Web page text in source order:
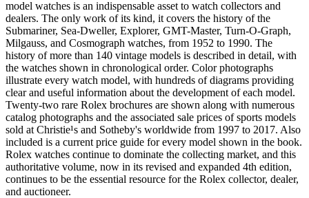
model watches is an indispensable asset to watch collectors and
dealers. The only work of its kind, it covers the history of the
Submariner, Sea-Dweller, Explorer, GMT-Master, Turn-O-Graph,
Milgauss, and Cosmograph watches, from 1952 to 1990. The
history of more than 140 vintage models is described in detail, with
the watches shown in chronological order. Color photographs
illustrate every watch model, with hundreds of diagrams providing
clear and useful information about the development of each model.
Twenty-two rare Rolex brochures are shown along with numerous
catalog photographs and the associated sale prices of sports models
sold at Christie¹s and Sotheby's worldwide from 1997 to 2017. Also
included is a current price guide for every model shown in the book.
Rolex watches continue to dominate the collecting market, and this
authoritative volume, now in its revised and expanded 4th edition,
continues to be the essential resource for the Rolex collector, dealer,
and auctioneer.